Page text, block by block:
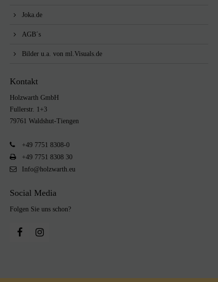
Joka.de
AGB´s
Bilder u.a. von ml.Visuals.de
Kontakt
Holzwarth GmbH
Fullerstr. 1+3
79761 Waldshut-Tiengen
+49 7751 8308-0
+49 7751 8308 30
Info@holzwarth.eu
Social Media
Folgen Sie uns schon?